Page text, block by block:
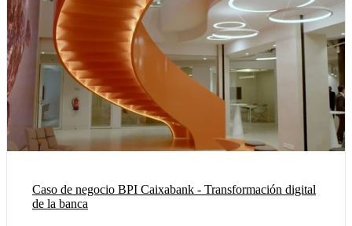
Caso de negocio BPI Caixabank - Transformación digital
de la banca